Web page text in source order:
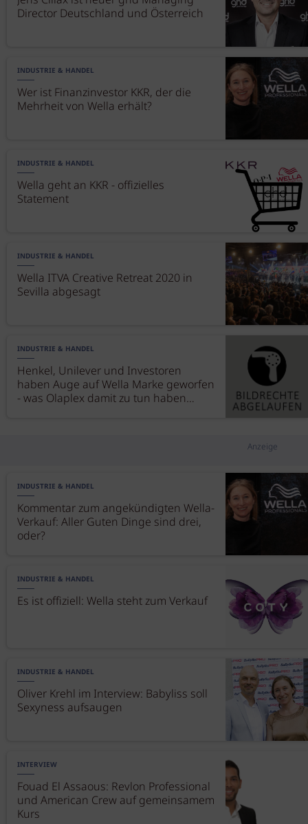
Director Deutschland und Österreich
INDUSTRIE & HANDEL
Wer ist Finanzinvestor KKR, der die
Mehrheit von Wella erhält?
INDUSTRIE & HANDEL
Wella geht an KKR - offizielles
Statement
INDUSTRIE & HANDEL
Wella ITVA Creative Retreat 2020 in
Sevilla abgesagt
INDUSTRIE & HANDEL
Henkel, Unilever und Investoren
haben Auge auf Wella Marke geworfen
- was Olaplex damit zu tun haben
Anzeige
INDUSTRIE & HANDEL
Kommentar zum angekündigten Wella-
Verkauf: Aller Guten Dinge sind drei,
oder?
INDUSTRIE & HANDEL
Es ist offiziell: Wella steht zum Verkauf
INDUSTRIE & HANDEL
Oliver Krehl im Interview: Babyliss soll
Sexyness aufsaugen
INTERVIEW
Fouad El Assaous: Revlon Professional
und American Crew auf gemeinsamem
Kurs